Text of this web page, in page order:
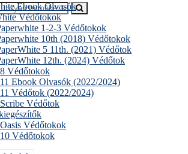
Ebook Olvasók
Védőtokok
1-2-3 Védőtokok
10th (2018) Védőtokok
5 11th. (2021) Védőtok
12th. (2024) Védőtok
Védőtokok
Ebook Olvasók (2022/2024)
Védőtok (2022/2024)
Védőtok
Védőtokok
Védőtokok